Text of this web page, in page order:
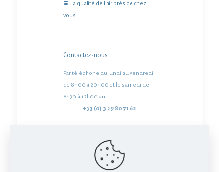
La qualité de l'air près de chez
vous
Contactez-nous
Par téléphone du lundi au vendredi
de 8h00 à 20h00 et le samedi de
8h30 à 12h00 au :
+33 (0) 3 29 80 71 62
serviceclient@alk.net